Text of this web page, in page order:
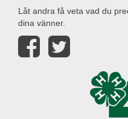
Låt andra få veta vad du
dina vänner.